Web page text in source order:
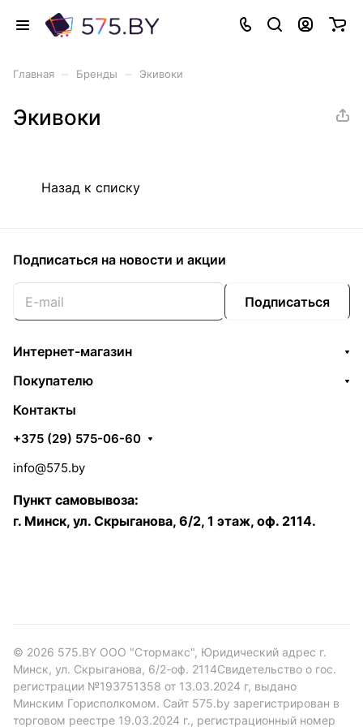
Главная Бренды Экивоки
Экивоки
Назад к списку
Подписаться на новости и акции
Подписаться
Интернет-магазин
Покупателю
Контакты
+375 (29) 575-06-60
info@575.by
Пункт самовывоза:
г. Минск, ул. Скрыганова, 6/2, 1 этаж, оф. 2114.
© 2026 575.BY ООО "Стормакс", Юридический адрес г.
Минск, ул. Скрыганова, 6/2-оф. 2114Свидетельство о гос.
регистрации №193751358 от 13.03.2024 г, выдано
Минским Горисполкомом. Сайт 575.by зарегистрирован в
торговом реестре 19.03.2024 г., регистрационный номер